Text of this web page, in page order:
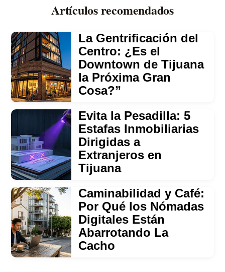
Artículos recomendados
La Gentrificación del
Centro: ¿Es el
Downtown de Tijuana
la Próxima Gran
Cosa?”
Evita la Pesadilla: 5
Estafas Inmobiliarias
Dirigidas a
Extranjeros en
Tijuana
Caminabilidad y Café:
Por Qué los Nómadas
Digitales Están
Abarrotando La
Cacho